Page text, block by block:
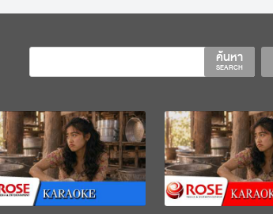
ค้นหา
SEARCH